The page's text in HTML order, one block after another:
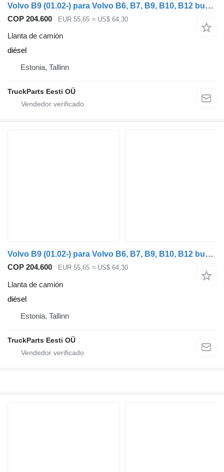
Volvo B9 (01.02-) para Volvo B6, B7, B9, B10, B12 bus (1978-2011)
COP 204.600 EUR 55,65 ≈ US$ 64,30
Llanta de camión
diésel
Estonia, Tallinn
TruckParts Eesti OÜ
Volvo B9 (01.02-) para Volvo B6, B7, B9, B10, B12 bus (1978-2011)
COP 204.600 EUR 55,65 ≈ US$ 64,30
Llanta de camión
diésel
Estonia, Tallinn
TruckParts Eesti OÜ